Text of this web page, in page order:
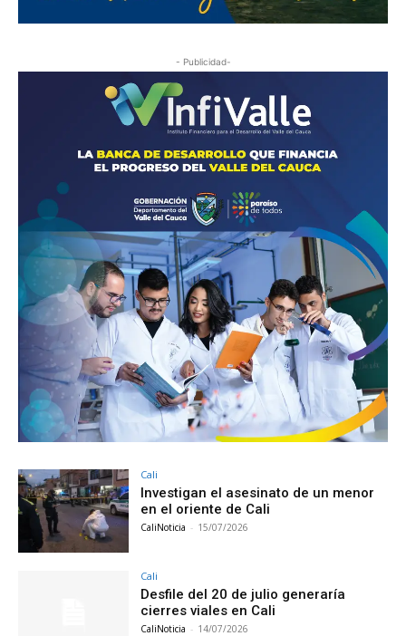
- Publicidad-
Cali
Investigan el asesinato de un menor
en el oriente de Cali
CaliNoticia - 15/07/2026
Cali
Desfile del 20 de julio generaría
cierres viales en Cali
CaliNoticia - 14/07/2026